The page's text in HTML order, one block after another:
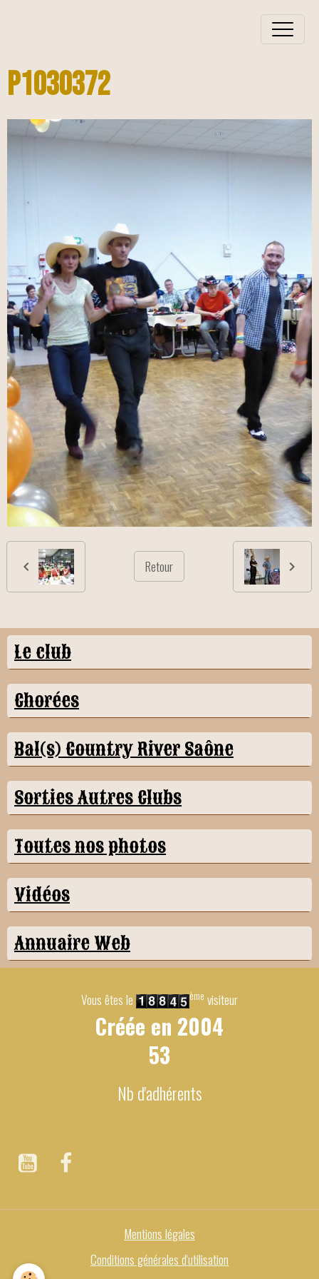
P1030372
Retour
Le club
Chorées
Bal(s) Country River Saône
Sorties Autres Clubs
Toutes nos photos
Vidéos
Annuaire Web
Vous êtes le ème visiteur
Créée en 2004
53
Nb d'adhérents
Mentions légales
Conditions générales d'utilisation